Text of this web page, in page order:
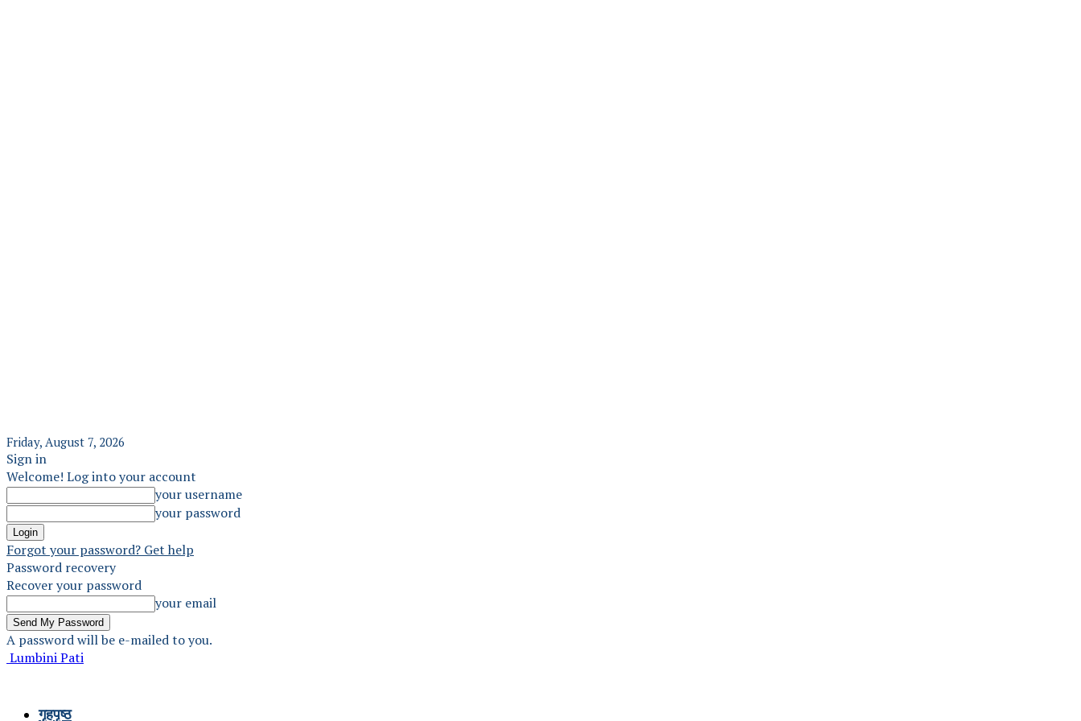
Friday, August 7, 2026
Sign in
Welcome! Log into your account
your username
your password
Forgot your password? Get help
Password recovery
Recover your password
your email
A password will be e-mailed to you.
Lumbini Pati
गृहपृष्ठ